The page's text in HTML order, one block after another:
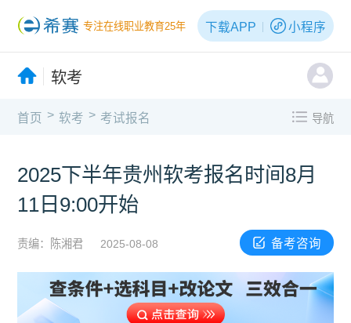
专注在线职业教育25年 下载APP 小程序
软考
首页 > 软考 > 考试报名 导航
2025下半年贵州软考报名时间8月
11日9:00开始
责编：陈湘君 2025-08-08 备考咨询